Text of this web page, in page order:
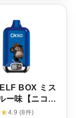
0
0
で
し
た
BOX ミス
ー味【ニコパ
4.9 (8件)